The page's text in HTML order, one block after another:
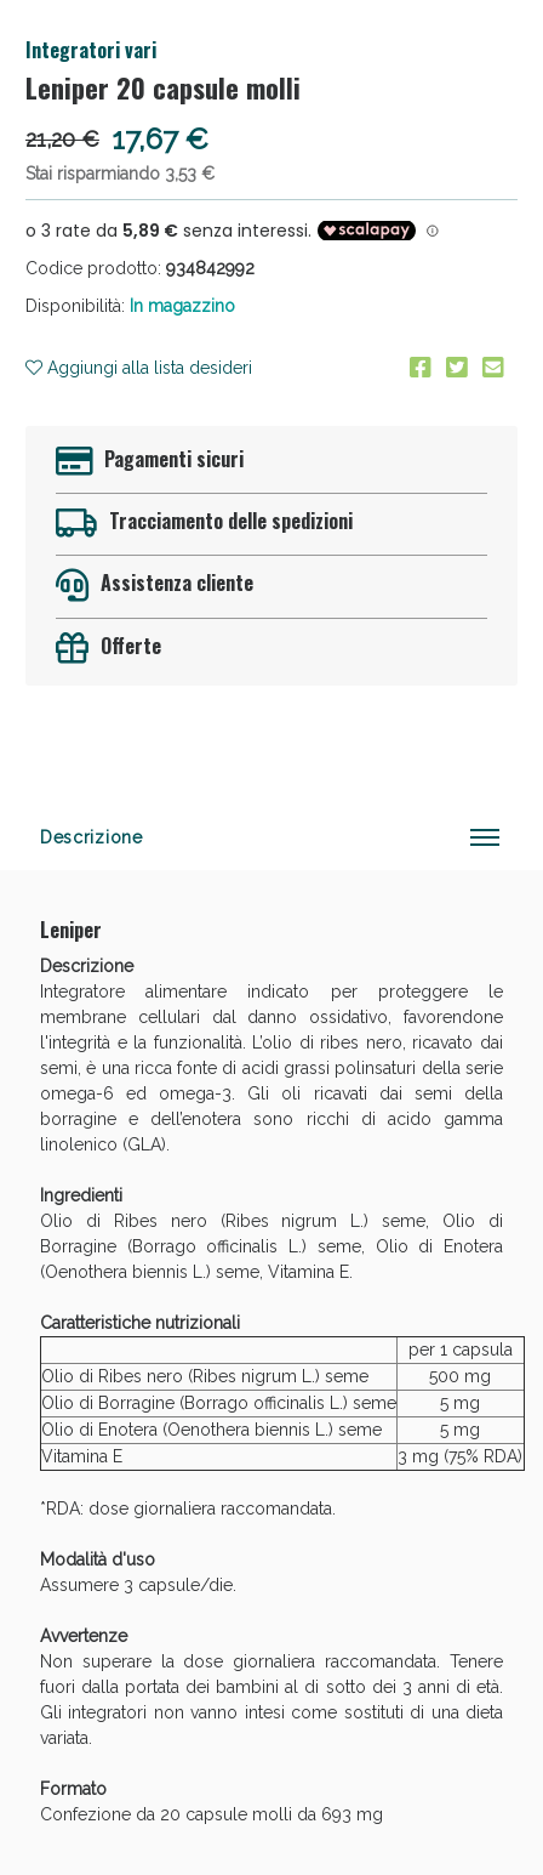
Integratori vari
Leniper 20 capsule molli
21,20 € 17,67 €
Stai risparmiando 3,53 €
Codice prodotto: 934842992
Disponibilità: In magazzino
Aggiungi alla lista desideri
Pagamenti sicuri
Tracciamento delle spedizioni
Assistenza cliente
Offerte
Descrizione
Leniper
Descrizione
Integratore alimentare indicato per proteggere le
membrane cellulari dal danno ossidativo, favorendone
l'integrità e la funzionalità. L’olio di ribes nero, ricavato dai
semi, è una ricca fonte di acidi grassi polinsaturi della serie
omega-6 ed omega-3. Gli oli ricavati dai semi della
borragine e dell’enotera sono ricchi di acido gamma
linolenico (GLA).
Ingredienti
Olio di Ribes nero (Ribes nigrum L.) seme, Olio di
Borragine (Borrago officinalis L.) seme, Olio di Enotera
(Oenothera biennis L.) seme, Vitamina E.
Caratteristiche nutrizionali
per 1 capsula
Olio di Ribes nero (Ribes nigrum L.) seme
500 mg
Olio di Borragine (Borrago officinalis L.) seme
5 mg
Olio di Enotera (Oenothera biennis L.) seme
5 mg
Vitamina E
3 mg (75% RDA)
*RDA: dose giornaliera raccomandata.
Modalità d'uso
Assumere 3 capsule/die.
Avvertenze
Non superare la dose giornaliera raccomandata. Tenere
fuori dalla portata dei bambini al di sotto dei 3 anni di età.
Gli integratori non vanno intesi come sostituti di una dieta
variata.
Formato
Confezione da 20 capsule molli da 693 mg
Salini e Multivitaminici: oggi Sconto extra fino al
Anticellulite e Fanghi: Sconto fino al 40% valido
oggi!
Sconto fino al 55% disponibile oggi!